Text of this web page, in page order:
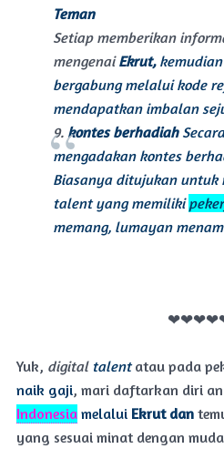
Teman
Setiap memberikan
mengenaiEkrut,
bergabung melalui kode
mendapatkan imbalan
9. kontes berhadiah
mengadakan kontes
Biasanya ditujukan untuk
talent yang memiliki
memang, lumayan
Yuk, digital talent atau pada
naik gaji, mari daftarkan diri
Indonesia melalui Ekrut dan
yang sesuai minat dengan